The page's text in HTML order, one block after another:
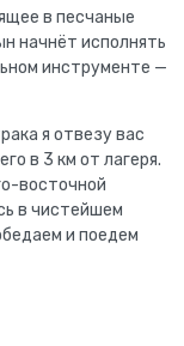
в песчаные
начнёт исполнять
инструменте —
я отвезу вас
в 3 км от лагеря.
восточной
в чистейшем
и поедем